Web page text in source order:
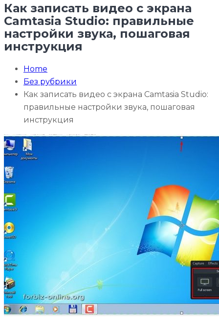
Как записать видео с экрана
Camtasia Studio: правильные
настройки звука, пошаговая
инструкция
Home
Без рубрики
Как записать видео с экрана Camtasia Studio:
правильные настройки звука, пошаговая
инструкция